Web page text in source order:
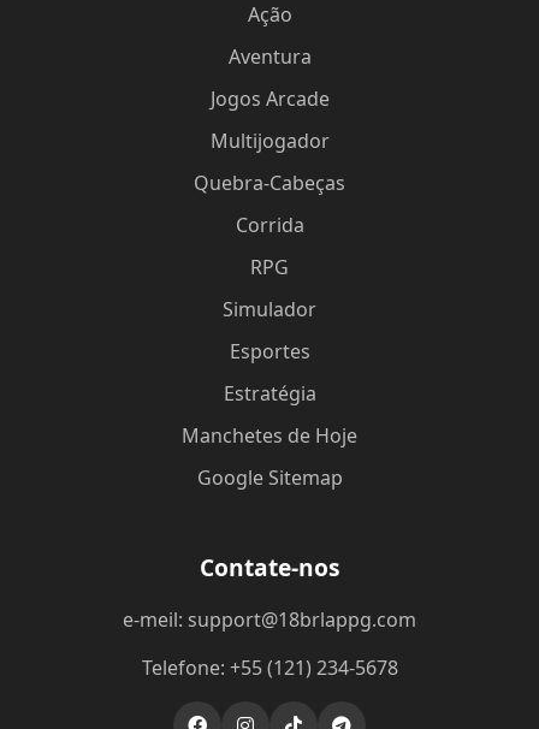
Ação
Aventura
Jogos Arcade
Multijogador
Quebra-Cabeças
Corrida
RPG
Simulador
Esportes
Estratégia
Manchetes de Hoje
Google Sitemap
Contate-nos
e-meil: support@18brlappg.com
Telefone: +55 (121) 234-5678